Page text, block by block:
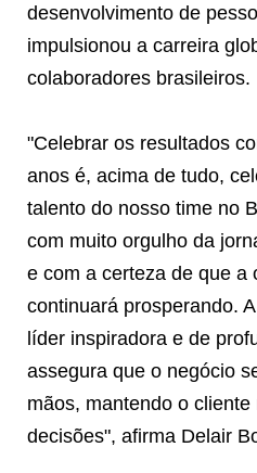
desenvolvimento de
impulsionou a carreira
colaboradores brasileiros.
"Celebrar os resultados
anos é, acima de tudo,
talento do nosso time no
com muito orgulho da
e com a certeza de que a
continuará prosperando.
líder inspiradora e de
assegura que o negócio
mãos, mantendo o
decisões", afirma Delair